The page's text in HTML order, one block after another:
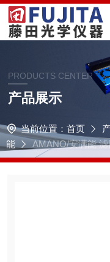
PRODUCTS CENTER
产品展示
当前位置： 首页
能
AMANO/安满能